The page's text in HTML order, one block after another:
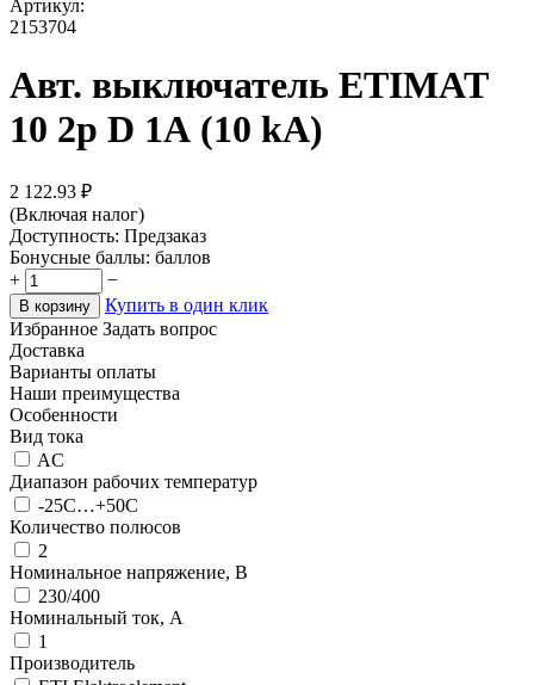
Артикул:
2153704
Авт. выключатель ETIMAT
10 2p D 1А (10 kA)
2 122.93 ₽
(Включая налог)
Доступность: Предзаказ
Бонусные баллы: баллов
+
−
В корзину
Купить в один клик
Избранное Задать вопрос
Доставка
Варианты оплаты
Наши преимущества
Особенности
Вид тока
AC
Диапазон рабочих температур
-25С…+50С
Количество полюсов
2
Номинальное напряжение, В
230/400
Номинальный ток, А
1
Производитель